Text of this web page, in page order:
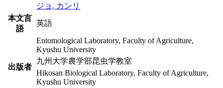
ジョ, カンリ
本文言
語
英語
出版者
Entomological Laboratory, Faculty of Agriculture,
Kyushu University
九州大学農学部昆虫学教室
Hikosan Biological Laboratory, Faculty of Agriculture,
Kyushu University